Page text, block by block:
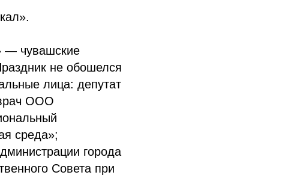
— чувашские
не обошелся
лица: депутат
врач ООО
среда»;
города
Совета при